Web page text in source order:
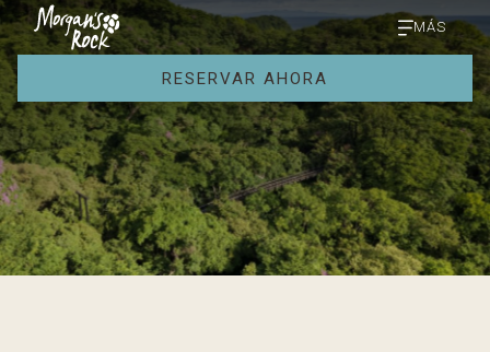
MÁS
RESERVAR AHORA